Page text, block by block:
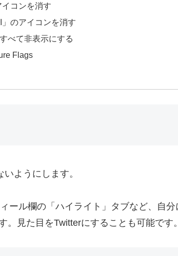
コンを消す
のアイコンを消す
べて非表示にする
Flags
ようにします。
ール欄の「ハイライト」タブなど、自
。見た目をTwitterにすることも可能です。